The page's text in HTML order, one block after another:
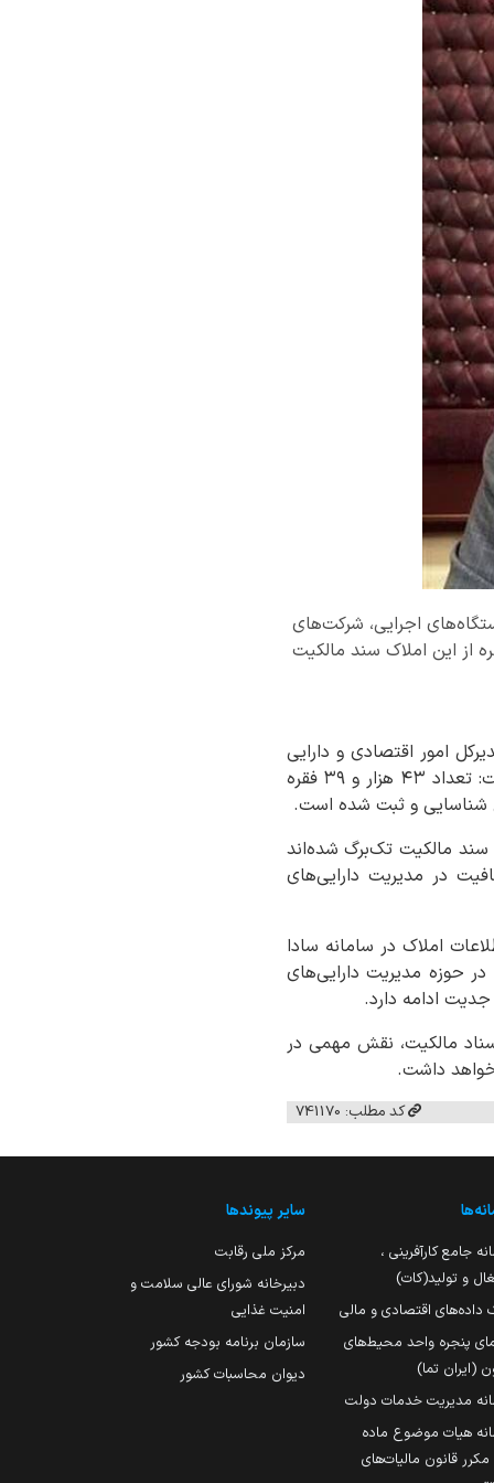
ثبت ۴۳ هزار و ۳۹ فقره ملک متعلق به دستگاه‌های اجرایی، شرکت‌های
عمومی استان در سامانه سادا نوین خبر داد و گفت: تاکنون برای ۱۹ هزار و ۵۷۲ فقره از این املاک سند مالکیت
امور اقتصادی و دارایی
استان، با اشاره به اقدامات انجام‌شده در حوزه شناسایی و ثبت اموال غیرمنقول دولت اظهار داشت: تعداد ۴۳ هزار و ۳۹ فقره
شناسایی و ثبت شده است.
۱۹ هزار و ۵۷۲ فقره ملک موفق به اخذ سند مالکیت تک‌برگ شده‌اند
در مدیریت دارایی‌های
املاک در سامانه سادا
حوزه مدیریت دارایی‌های
ادامه دارد.
مالکیت، نقش مهمی در
خواهد داشت.
کد مطلب: 741170
جامع کارآفرینی ،
و تولید(کات)
داده‌های اقتصادی و مالی
پنجره واحد محیط‌های
(ایران تما)
مدیریت خدمات دولت
هیات موضوع ماده
251 مکرر قانون مالیات‌های
سایر پیوندها
مرکز ملی رقابت
دبیرخانه شورای عالی سلامت و
امنیت غذایی
سازمان برنامه بودجه کشور
دیوان محاسبات کشور